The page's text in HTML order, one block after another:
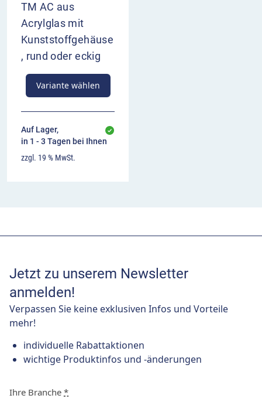
TM AC aus
Acrylglas mit
Kunststoffgehäuse
, rund oder eckig
Variante wählen
Auf Lager,
in 1 - 3 Tagen bei Ihnen
zzgl. 19 % MwSt.
Jetzt zu unserem Newsletter
anmelden!
Verpassen Sie keine exklusiven Infos und Vorteile
mehr!
individuelle Rabattaktionen
wichtige Produktinfos und -änderungen
Ihre Branche *